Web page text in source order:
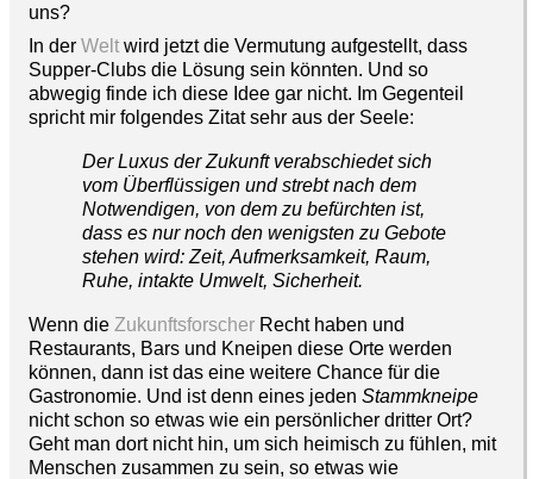
uns?
In der Welt wird jetzt die Vermutung aufgestellt, dass
Supper-Clubs die Lösung sein könnten. Und so
abwegig finde ich diese Idee gar nicht. Im Gegenteil
spricht mir folgendes Zitat sehr aus der Seele:
Der Luxus der Zukunft verabschiedet sich
vom Überflüssigen und strebt nach dem
Notwendigen, von dem zu befürchten ist,
dass es nur noch den wenigsten zu Gebote
stehen wird: Zeit, Aufmerksamkeit, Raum,
Ruhe, intakte Umwelt, Sicherheit.
Wenn die Zukunftsforscher Recht haben und
Restaurants, Bars und Kneipen diese Orte werden
können, dann ist das eine weitere Chance für die
Gastronomie. Und ist denn eines jeden Stammkneipe
nicht schon so etwas wie ein persönlicher dritter Ort?
Geht man dort nicht hin, um sich heimisch zu fühlen, mit
Menschen zusammen zu sein, so etwas wie